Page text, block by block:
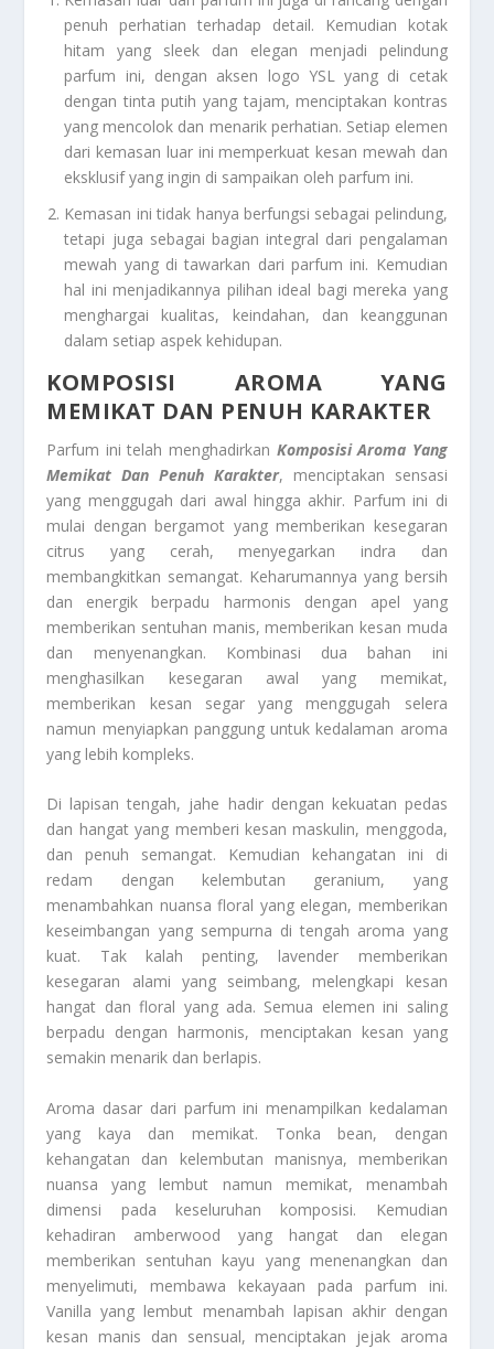
penuh perhatian terhadap detail. Kemudian kotak
hitam yang sleek dan elegan menjadi pelindung
parfum ini, dengan aksen logo YSL yang di cetak
dengan tinta putih yang tajam, menciptakan kontras
yang mencolok dan menarik perhatian. Setiap elemen
dari kemasan luar ini memperkuat kesan mewah dan
eksklusif yang ingin di sampaikan oleh parfum ini.
Kemasan ini tidak hanya berfungsi sebagai pelindung,
tetapi juga sebagai bagian integral dari pengalaman
mewah yang di tawarkan dari parfum ini. Kemudian
hal ini menjadikannya pilihan ideal bagi mereka yang
menghargai kualitas, keindahan, dan keanggunan
dalam setiap aspek kehidupan.
KOMPOSISI AROMA YANG
MEMIKAT DAN PENUH KARAKTER
Parfum ini telah menghadirkan Komposisi Aroma Yang
Memikat Dan Penuh Karakter, menciptakan sensasi
yang menggugah dari awal hingga akhir. Parfum ini di
mulai dengan bergamot yang memberikan kesegaran
citrus yang cerah, menyegarkan indra dan
membangkitkan semangat. Keharumannya yang bersih
dan energik berpadu harmonis dengan apel yang
memberikan sentuhan manis, memberikan kesan muda
dan menyenangkan. Kombinasi dua bahan ini
menghasilkan kesegaran awal yang memikat,
memberikan kesan segar yang menggugah selera
namun menyiapkan panggung untuk kedalaman aroma
yang lebih kompleks.
Di lapisan tengah, jahe hadir dengan kekuatan pedas
dan hangat yang memberi kesan maskulin, menggoda,
dan penuh semangat. Kemudian kehangatan ini di
redam dengan kelembutan geranium, yang
menambahkan nuansa floral yang elegan, memberikan
keseimbangan yang sempurna di tengah aroma yang
kuat. Tak kalah penting, lavender memberikan
kesegaran alami yang seimbang, melengkapi kesan
hangat dan floral yang ada. Semua elemen ini saling
berpadu dengan harmonis, menciptakan kesan yang
semakin menarik dan berlapis.
Aroma dasar dari parfum ini menampilkan kedalaman
yang kaya dan memikat. Tonka bean, dengan
kehangatan dan kelembutan manisnya, memberikan
nuansa yang lembut namun memikat, menambah
dimensi pada keseluruhan komposisi. Kemudian
kehadiran amberwood yang hangat dan elegan
memberikan sentuhan kayu yang menenangkan dan
menyelimuti, membawa kekayaan pada parfum ini.
Vanilla yang lembut menambah lapisan akhir dengan
kesan manis dan sensual, menciptakan jejak aroma